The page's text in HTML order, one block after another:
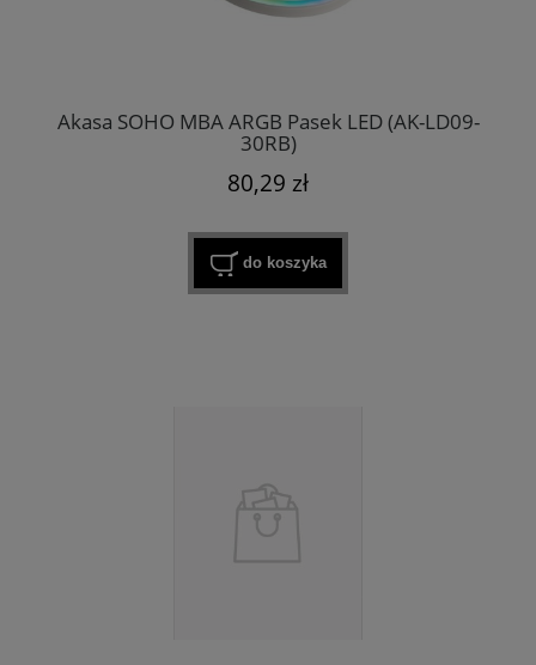
Akasa SOHO MBA ARGB Pasek LED (AK-LD09-
30RB)
80,29 zł
do koszyka